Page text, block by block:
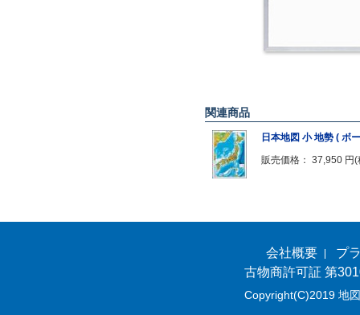
関連商品
日本地図 小 地勢 ( ボ
販売価格： 37,950 円(
会社概要
プ
古物商許可証 第
Copyright(C)2019 地